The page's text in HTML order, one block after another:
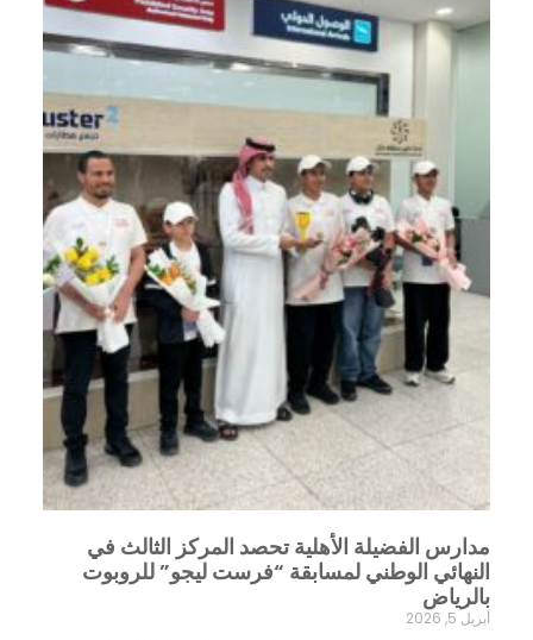
مدارس الفضيلة الأهلية تحصد المركز الثالث في
النهائي الوطني لمسابقة “فرست ليجو” للروبوت
بالرياض
أبريل 5, 2026